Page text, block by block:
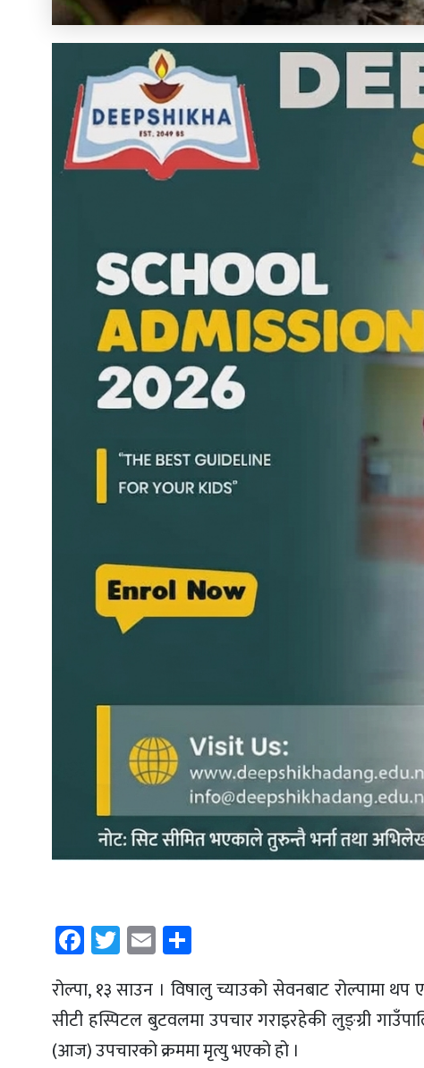
Facebook
Twitter
Email
रोल्पा, १३ साउन । विषालु च्याउको सेवनबाट रोल्पामा
सीटी हस्पिटल बुटवलमा उपचार गराइरहेकी लुङ्ग्री
(आज) उपचारको क्रममा मृत्यु भएको हो ।